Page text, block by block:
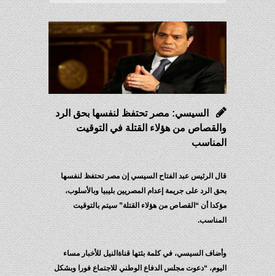
السيسي: مصر تحتفظ لنفسها بحق الرد
من هؤلاء القتلة في التوقيت
الرئيس عبد الفتاح السيسي إن مصر تحتفظ لنفسها
الرد على جريمة إعدام المصريين بليبيا وبالأسلوب،
أن “القصاص من هؤلاء القتلة” سيتم بالتوقيت
السيسي، في كلمة بثتها قناةالنيل للأخبار مساء
“دعوت مجلس الدفاع الوطني للاجتماع فورا وبشكل